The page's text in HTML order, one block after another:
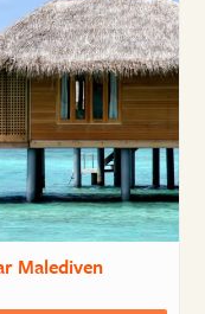
Malediven